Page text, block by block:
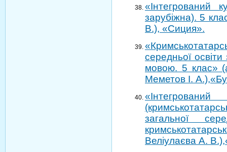
«Інтегрований
зарубіжна). 5
В.), «Сиция».
середньої
мовою. 5 клас»
Меметов І.
загальної
Веліулаєва А.